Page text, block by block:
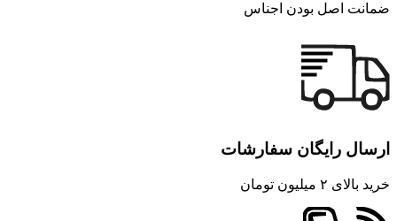
ضمانت اصل بودن اجناس
ارسال رایگان سفارشات
خرید بالای ۲ میلیون تومان